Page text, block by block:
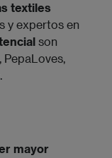
textiles
y expertos en
son
PepaLoves,
mayor